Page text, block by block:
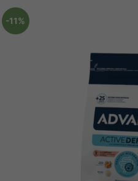
-11%